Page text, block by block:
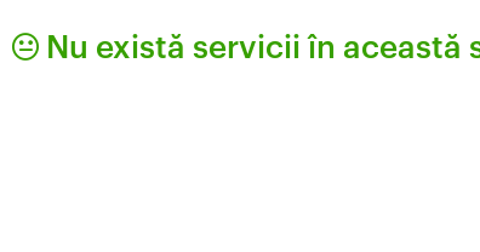
Nu există servicii în această